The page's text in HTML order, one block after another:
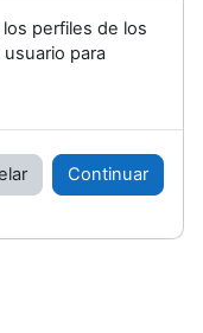
perfiles de los
para
Continuar